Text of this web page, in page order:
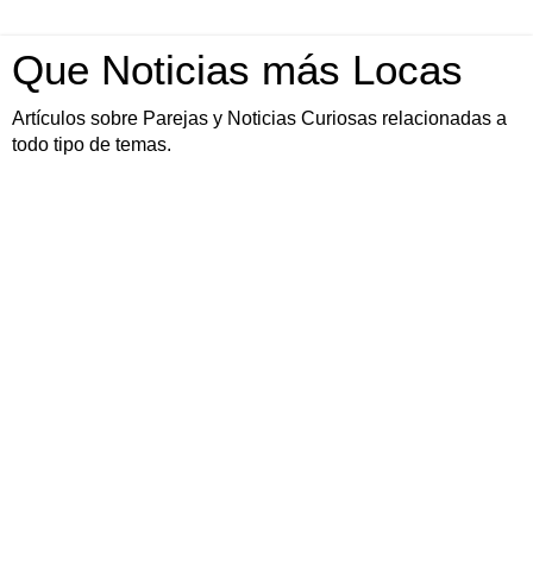
Que Noticias más Locas
Artículos sobre Parejas y Noticias Curiosas relacionadas a
todo tipo de temas.